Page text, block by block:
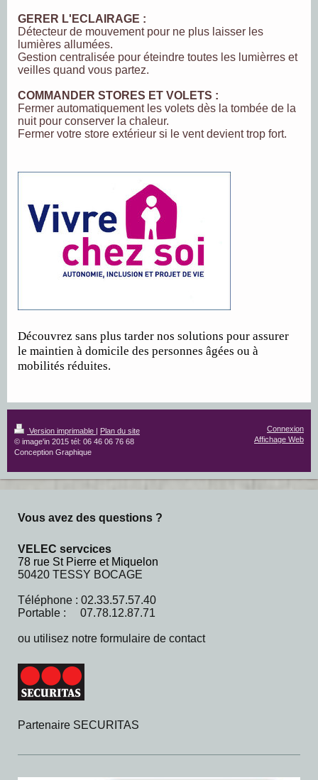
GERER L'ECLAIRAGE :
Détecteur de mouvement pour ne plus laisser les
lumières allumées.
Gestion centralisée pour éteindre toutes les lumièrres et
veilles quand vous partez.
COMMANDER STORES ET VOLETS :
Fermer automatiquement les volets dès la tombée de la
nuit pour conserver la chaleur.
Fermer votre store extérieur si le vent devient trop fort.
Découvrez sans plus tarder nos solutions pour assurer
le maintien à domicile des personnes âgées ou à
mobilités réduites.
Version imprimable | Plan du site
© image'in 2015 tél: 06 46 06 76 68
Conception Graphique
Connexion
Affichage Web
Vous avez des questions ?
VELEC servcices
78 rue St Pierre et Miquelon
50420 TESSY BOCAGE
Téléphone : 02.33.57.57.40
Portable : 07.78.12.87.71
ou utilisez notre formulaire de contact
Partenaire SECURITAS